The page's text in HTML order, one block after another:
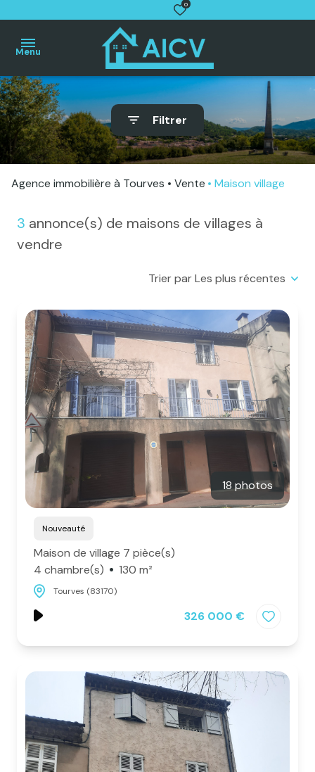
0
Menu
Accueil
Villas
Maisons
de
village
Terrains
Autres
Contact
Filtrer
Agence immobilière à Tourves Vente Maison village
3 annonce(s) de maisons de villages à
vendre
Trier par Les plus récentes
18 photos
Nouveauté
Maison de village 7 pièce(s)
4 chambre(s)
130 m²
Tourves (83170)
326 000 €